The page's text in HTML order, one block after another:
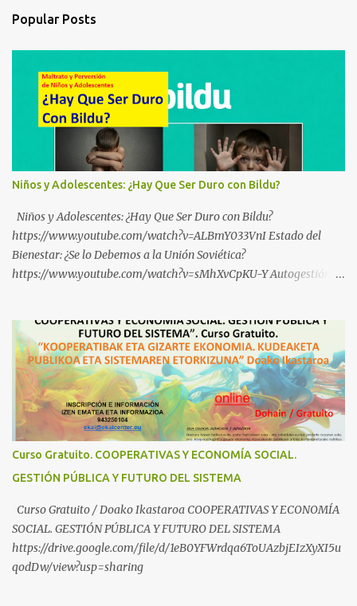
Popular Posts
Niños y Adolescentes: ¿Hay Que Ser Duro con Bildu?
Niños y Adolescentes: ¿Hay Que Ser Duro con Bildu?
https://www.youtube.com/watch?v=ALBmY033VnI Estado del
Bienestar: ¿Se lo Debemos a la Unión Soviética?
https://www.youtube.com/watch?v=sMhXvCpKU-Y Autogestión
Industrial https://www.youtube.com/shorts/dGKjgqEvRHk
¿Conoces los nuevos canales de BABESTU? Si quieres hacer algo, o
compartir ideas, para proteger a los niños y adolescentes vascos
frente a abusos y manipulaciones: BABESTUren kanal berriak
ezagutzen dituzu? Euskal haurrak eta nerabeak abusu eta
manipulazioetatik babesteko zerbait egin nahi baduzu, edo ideiak
https://whatsapp.com/channel/0029VbBW56k0LKZJWzQyoE1T
SÍGUENOS EN YOUTUBE: https://www.youtube.com/@ekaicenter?
sub_confirmation=1
Curso Gratuito. COOPERATIVAS Y ECONOMÍA SOCIAL.
GESTIÓN PÚBLICA Y FUTURO DEL SISTEMA
Curso Gratuito / Doako Ikastaroa COOPERATIVAS Y ECONOMÍA
SOCIAL. GESTIÓN PÚBLICA Y FUTURO DEL SISTEMA
https://drive.google.com/file/d/1eB0YFWrdqa6ToUAzbjEIzXyXI5u
qodDw/view?usp=sharing